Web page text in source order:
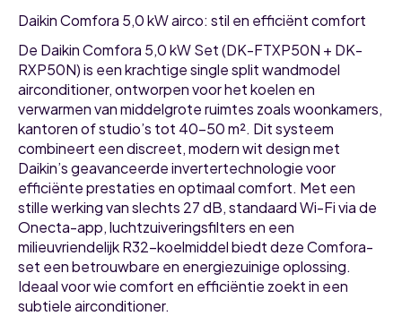
Daikin Comfora 5,0 kW airco: stil en efficiënt comfort
De Daikin Comfora 5,0 kW Set (DK-FTXP50N + DK-
RXP50N) is een krachtige single split wandmodel
airconditioner, ontworpen voor het koelen en
verwarmen van middelgrote ruimtes zoals woonkamers,
kantoren of studio’s tot 40-50 m². Dit systeem
combineert een discreet, modern wit design met
Daikin’s geavanceerde invertertechnologie voor
efficiënte prestaties en optimaal comfort. Met een
stille werking van slechts 27 dB, standaard Wi-Fi via de
Onecta-app, luchtzuiveringsfilters en een
milieuvriendelijk R32-koelmiddel biedt deze Comfora-
set een betrouwbare en energiezuinige oplossing.
Ideaal voor wie comfort en efficiëntie zoekt in een
subtiele airconditioner.